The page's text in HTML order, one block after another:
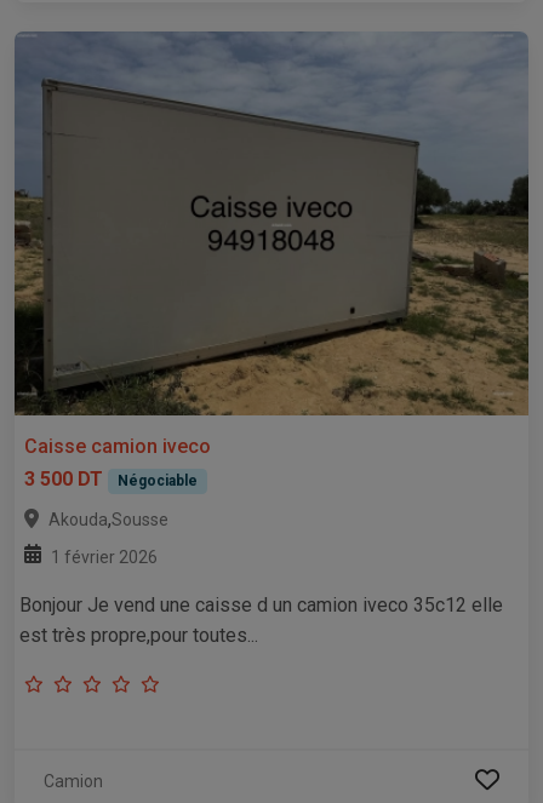
Caisse camion iveco
3 500 DT
Négociable
Akouda,Sousse
1 février 2026
Bonjour Je vend une caisse d un camion iveco 35c12 elle
est très propre,pour toutes...
Camion